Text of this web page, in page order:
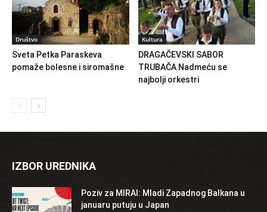
Društvo
Sveta Petka Paraskeva
pomaže bolesne i siromašne
Kultura
DRAGAČEVSKI SABOR
TRUBAČA Nadmeću se
najbolji orkestri
IZBOR UREDNIKA
Poziv za MIRAI: Mladi Zapadnog Balkana u
januaru putuju u Japan